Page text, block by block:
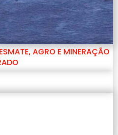
AGRO E MINERAÇÃO